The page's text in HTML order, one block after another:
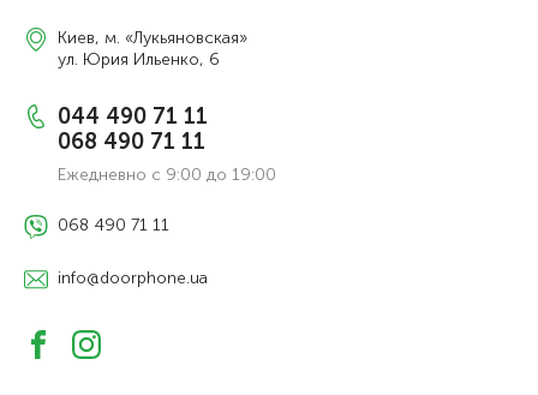
Киев, м. «Лукьяновская»
ул. Юрия Ильенко, 6
044 490 71 11
068 490 71 11
Ежедневно с 9:00 до 19:00
068 490 71 11
info@doorphone.ua